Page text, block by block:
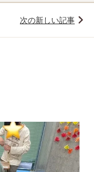
次の新しい記事